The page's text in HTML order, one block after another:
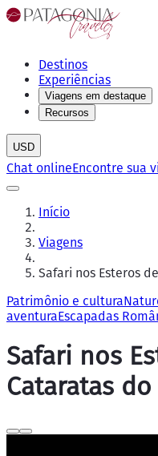
Destinos
Experiências
Viagens em destaque
Recursos
USD
Chat onlineEncontre sua
Início
Viagens
Safari nos Esteros
Patrimônio e cultura
aventuraEscapadas
Safari nos
Cataratas